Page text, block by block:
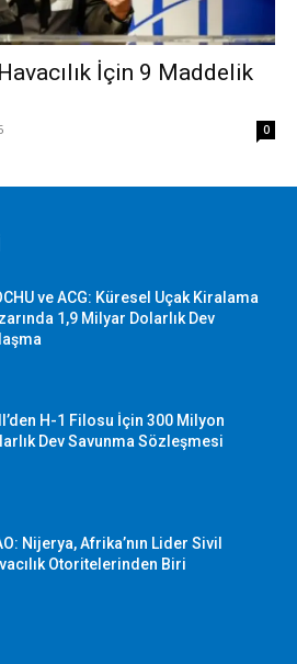
İçin 9 Maddelik
0
ve ACG: Küresel Uçak Kiralama
1,9 Milyar Dolarlık Dev
H-1 Filosu İçin 300 Milyon
Dev Savunma Sözleşmesi
Nijerya, Afrika’nın Lider Sivil
Otoritelerinden Biri